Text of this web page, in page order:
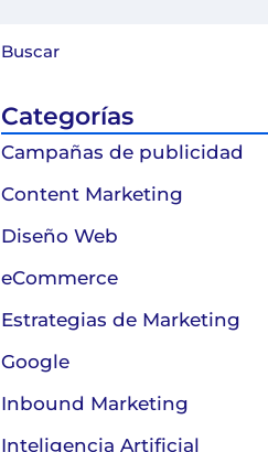
Categorías
Campañas de publicidad
Content Marketing
Diseño Web
eCommerce
Estrategias de Marketing
Google
Inbound Marketing
Inteligencia Artificial